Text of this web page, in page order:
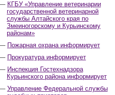
КГБУ «Управление ветеринарии
государственной ветеринарной
службы Алтайского края по
Змеиногорскому и Курьинскому
районам»
Пожарная охрана информирует
Прокуратура информирует
Инспекция Гостехнадзора
Курьинского района информирует
Управление Федеральной службы